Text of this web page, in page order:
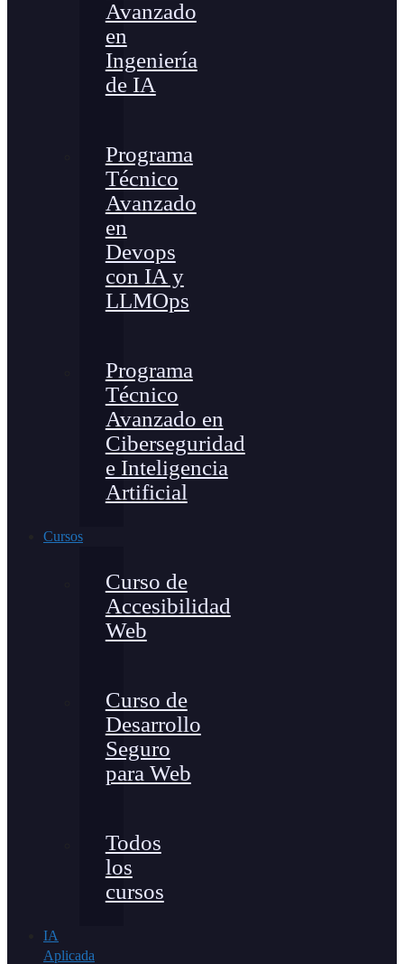
Avanzado
en
Ingeniería
de IA
Programa
Técnico
Avanzado
en
Devops
con IA y
LLMOps
Programa
Técnico
Avanzado en
Ciberseguridad
e Inteligencia
Artificial
Cursos
Curso de
Accesibilidad
Web
Curso de
Desarrollo
Seguro
para Web
Todos
los
cursos
IA
Aplicada